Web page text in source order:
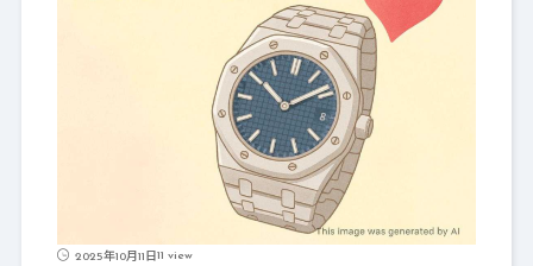
2025年10月11日11 view